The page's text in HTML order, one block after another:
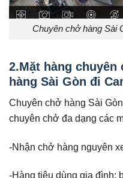
Chuyên chở hàng Sài
2.Mặt hàng
hàng Sài Gòn đi
Chuyên chở hàng Sài
chuyên chở đa dạng các
-Nhận chở hàng nguyên
-Hàng tiêu dùng gia đình: